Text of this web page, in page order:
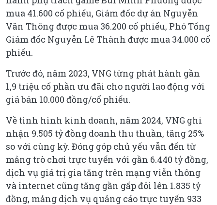
mua 41.600 cổ phiếu, Giám đốc dự án Nguyễn
Văn Thông được mua 36.200 cổ phiếu, Phó Tổng
Giám đốc Nguyễn Lê Thành được mua 34.000 cổ
phiếu.
Trước đó, năm 2023, VNG từng phát hành gần
1,9 triệu cổ phần ưu đãi cho người lao động với
giá bán 10.000 đồng/cổ phiếu.
Về tình hình kinh doanh, năm 2024, VNG ghi
nhận 9.505 tỷ đồng doanh thu thuần, tăng 25%
so với cùng kỳ. Đóng góp chủ yếu vẫn đến từ
mảng trò chơi trực tuyến với gần 6.440 tỷ đồng,
dịch vụ giá trị gia tăng trên mạng viễn thông
và internet cũng tăng gần gấp đôi lên 1.835 tỷ
đồng, mảng dịch vụ quảng cáo trực tuyến 933